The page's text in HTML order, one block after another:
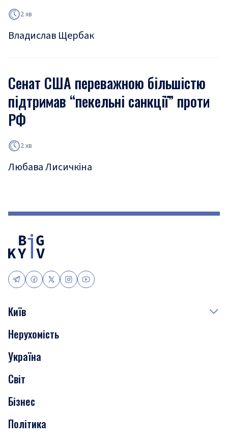
2 хв
Владислав Щербак
Сенат США переважною більшістю
підтримав “пекельні санкції” проти
РФ
2 хв
Любава Лисичкіна
Київ
Події
Скандали
Нерухомість
Транспорт
Нерухомість
Україна
Світ
Бізнес
Політика